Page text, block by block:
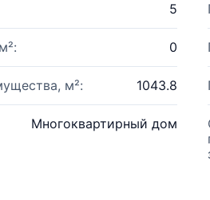
5
0
м²: 1043.8
Многоквартирный дом